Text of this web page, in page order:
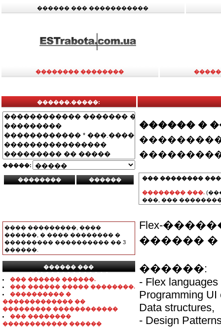
������ ��� �����������
�������� ��������
������.�����:
�����:
���� ���������, ����
������, � ���� �������� �
��������� ���������� �� 3
������.
������ ���
���������������
��� ������ ������.
��� ������ ����� ��������.
���������� �
������������� ��
��������� ������������
��� ��������
������������ ������
������ �
��� ��������
�������� ���.
���, ���
Flex-
������ �
������:
- Flex
Programming
Data structures,
- Design